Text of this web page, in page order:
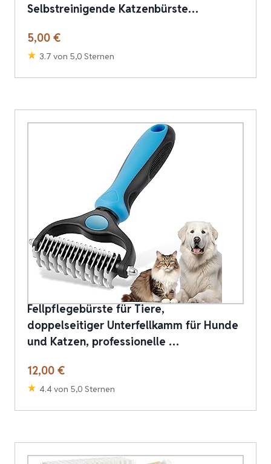
Selbstreinigende Katzenbürste…
5,00 €
3.7 von 5,0 Sternen
Fellpflegebürste für Tiere,
doppelseitiger Unterfellkamm für Hunde
und Katzen, professionelle …
12,00 €
4.4 von 5,0 Sternen